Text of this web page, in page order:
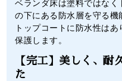
ベランダ床は塗料ではなく
の下にある防水層を守る機
トップコートに防水性は
保護します。
【完工】美しく、耐
た